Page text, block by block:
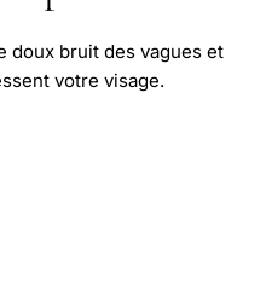
doux bruit des vagues et
votre visage.